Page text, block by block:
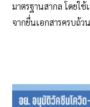
มาตรฐานสากล โดยใ
จากยื่นเอกสารครบถ้วน